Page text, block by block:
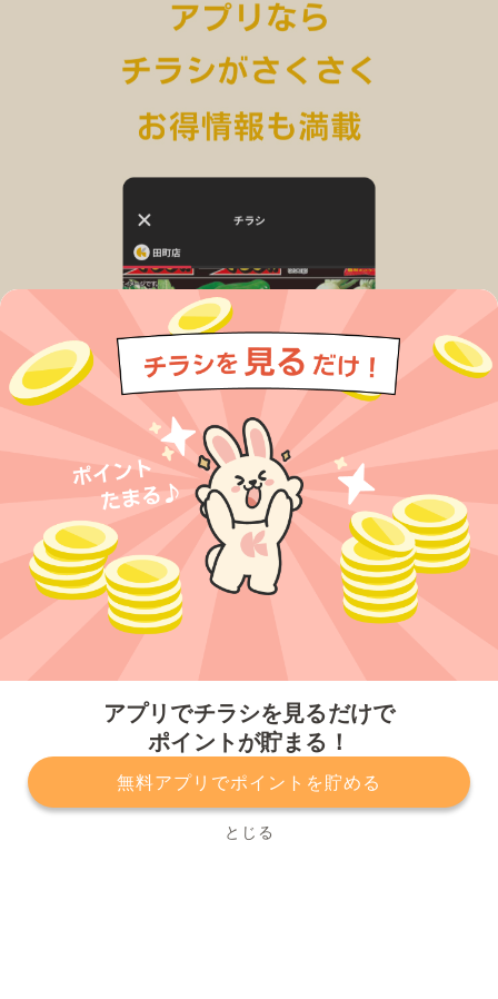
アプリでチラシを見るだけで
ポイントが貯まる！
無料アプリでポイントを貯める
とじる
プライバシーポリシー 利用規約
運営会社
サービスに関してのお問い合わせ